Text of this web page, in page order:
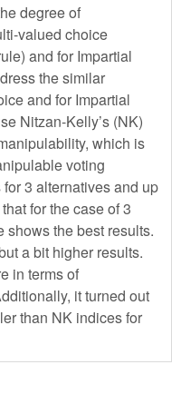
degree of
valued choice
and for Impartial
the similar
and for Impartial
Nitzan-Kelly’s (NK)
which is
voting
3 alternatives and up
for the case of 3
shows the best results.
a bit higher results.
in terms of
it turned out
than NK indices for